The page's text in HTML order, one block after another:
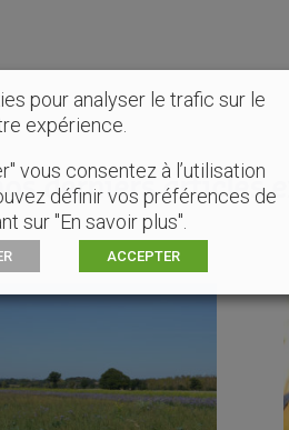
derniers articles
pour analyser le trafic sur le
expérience.
vous consentez à l’utilisation
définir vos préférences de
sur "En savoir plus".
ACCEPTER